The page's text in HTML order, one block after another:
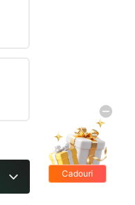

Cadouri